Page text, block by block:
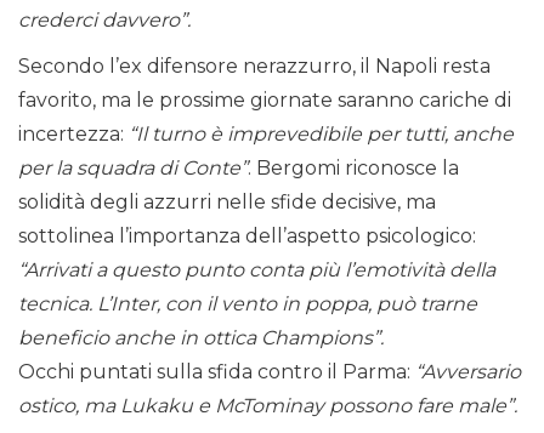
crederci davvero”.
Secondo l’ex difensore nerazzurro, il Napoli resta
favorito, ma le prossime giornate saranno cariche di
incertezza: “Il turno è imprevedibile per tutti, anche
per la squadra di Conte”. Bergomi riconosce la
solidità degli azzurri nelle sfide decisive, ma
sottolinea l’importanza dell’aspetto psicologico:
“Arrivati a questo punto conta più l’emotività della
tecnica. L’Inter, con il vento in poppa, può trarne
beneficio anche in ottica Champions”.
Occhi puntati sulla sfida contro il Parma: “Avversario
ostico, ma Lukaku e McTominay possono fare male”.